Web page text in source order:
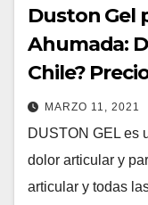
Duston Gel
Ahumada:
Chile?
MARZO 11, 2021
DUSTON GEL es
dolor articular y
articular y todas